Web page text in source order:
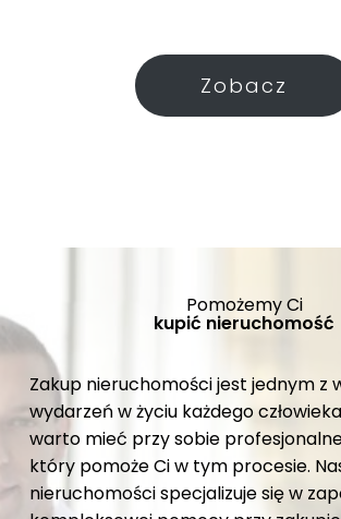
Zobacz
Pomożemy Ci
kupić nieruchomość
Zakup nieruchomości jest jednym z
wydarzeń w życiu każdego
warto mieć przy sobie
który pomoże Ci w tym procesie.
nieruchomości specjalizuje się w